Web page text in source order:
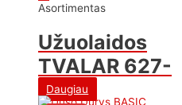
Asortimentas
Užuolaidos
TVALAR 627-
71
Daugiau